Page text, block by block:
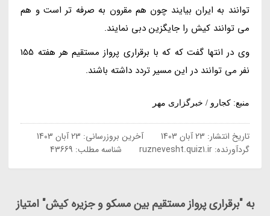
توانند به ایران بیایند چون هم مقرون به صرفه تر است و هم
می توانند کیش را جایگزین دبی نمایند.
وی در انتها گفت که که با برقراری پرواز مستقیم هر هفته 155
نفر می توانند در این مسیر تردد داشته باشند.
منبع: کجارو / خبرگزاری مهر
تاریخ انتشار: 23 آبان 1403 آخرین بروزرسانی: 23 آبان 1403
گردآورنده:ruznevesht.quiz1.ir شناسه مطلب: 43669
به "برقراری پرواز مستقیم بین مسکو و جزیره کیش" امتیاز